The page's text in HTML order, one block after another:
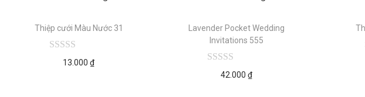
Thiệp cưới Màu Nước 31
13.000₫
Lavender Pocket Wedding
Invitations 555
42.000₫